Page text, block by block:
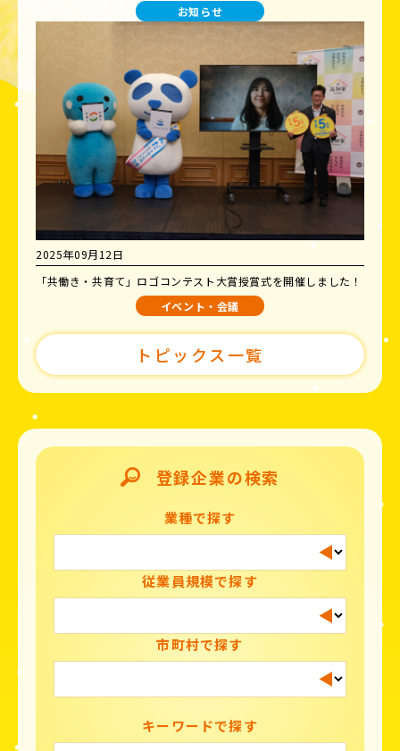
お知らせ
2025年09月12日
「共働き・共育て」ロゴコンテスト大賞授賞式を開催しました！
イベント・会議
トピックス一覧
登録企業の検索
業種で探す
従業員規模で探す
市町村で探す
キーワードで探す